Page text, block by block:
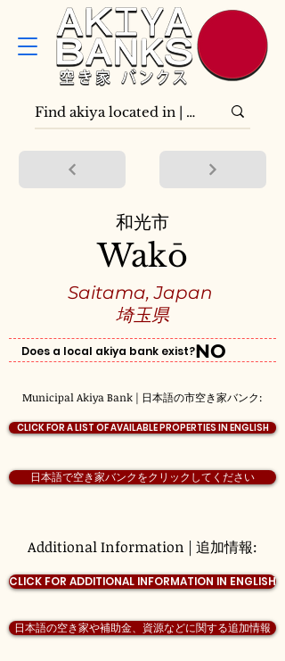
和光市
Saitama, Japan
Additional Information | 追加情報:
Municipal Akiya Bank | 日本語の市空き家バンク:
Wakō
Does a local akiya bank exist?
日本語で空き家バンクをクリックしてください
埼玉県
NO
CLICK FOR A LIST OF AVAILABLE PROPERTIES IN ENGLISH
CLICK FOR ADDITIONAL INFORMATION IN ENGLISH
日本語の空き家や補助金、資源などに関する追加情報